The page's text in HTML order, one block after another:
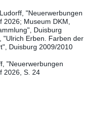
"Neuerwerbungen
2026 Museum DKM,
Duisburg
"Ulrich Erben. Farben der
Duisburg 2009/2010
"Neuerwerbungen
2026, S. 24